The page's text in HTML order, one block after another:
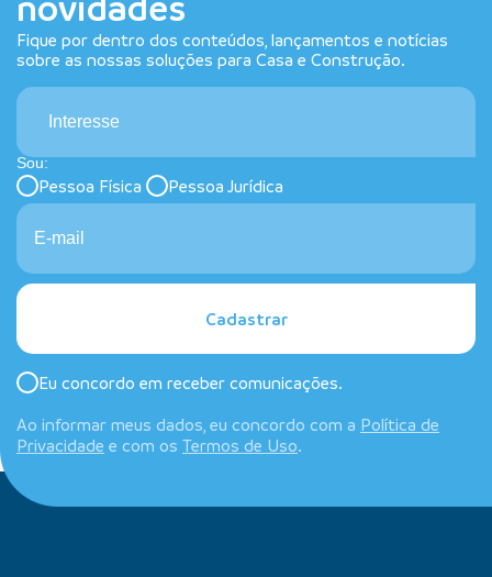
Fique por dentro dos conteúdos, lançamentos e notícias
sobre as nossas soluções para Casa e Construção.
Interesse
Sou:
Pessoa Física Pessoa Jurídica
Cadastrar
Eu concordo em receber comunicações.
Ao informar meus dados, eu concordo com a Política de
Privacidade e com os Termos de Uso.